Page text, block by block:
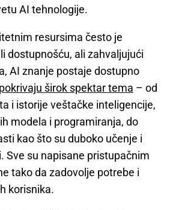
AI tehnologije.
resursima često je
dostupnošću, ali zahvaljujući
AI znanje postaje dostupno
širok spektar tema – od
i istorije veštačke inteligencije,
modela i programiranja, do
kao što su duboko učenje i
Sve su napisane pristupačnim
tako da zadovolje potrebe i
korisnika.